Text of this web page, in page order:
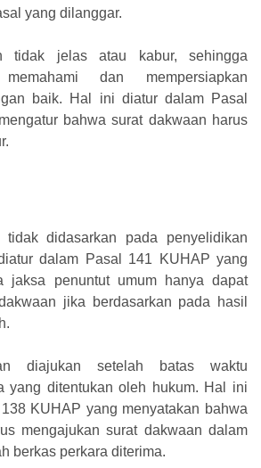
yang dilanggar.
tidak jelas atau kabur, sehingga
dan mempersiapkan
baik. Hal ini diatur dalam Pasal
bahwa surat dakwaan harus
didasarkan pada penyelidikan
dalam Pasal 141 KUHAP yang
jaksa penuntut umum hanya dapat
jika berdasarkan pada hasil
diajukan setelah batas waktu
yang ditentukan oleh hukum. Hal ini
KUHAP yang menyatakan bahwa
mengajukan surat dakwaan dalam
berkas perkara diterima.